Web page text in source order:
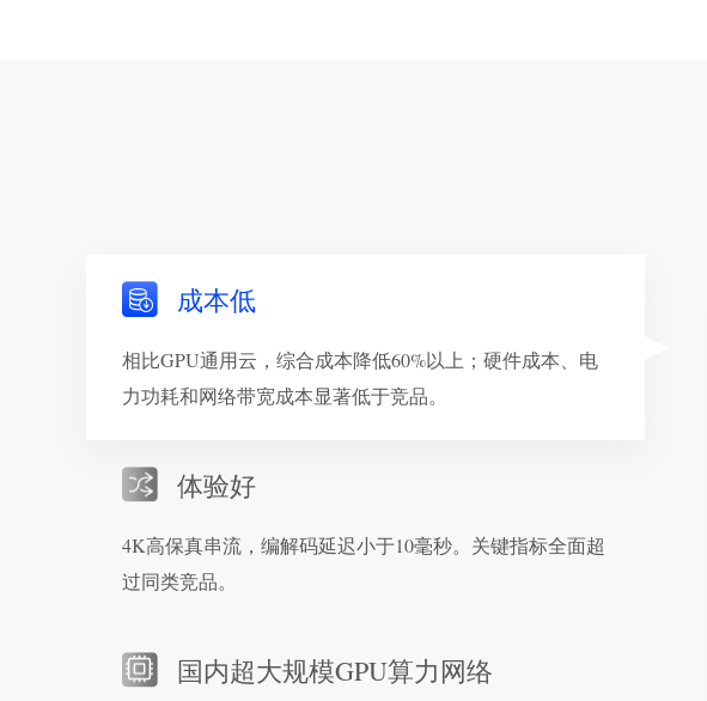
成本低
相比GPU通用云，综合成本降低60%以上；硬件成本、电
力功耗和网络带宽成本显著低于竞品。
体验好
4K高保真串流，编解码延迟小于10毫秒。关键指标全面超
过同类竞品。
国内超大规模GPU算力网络